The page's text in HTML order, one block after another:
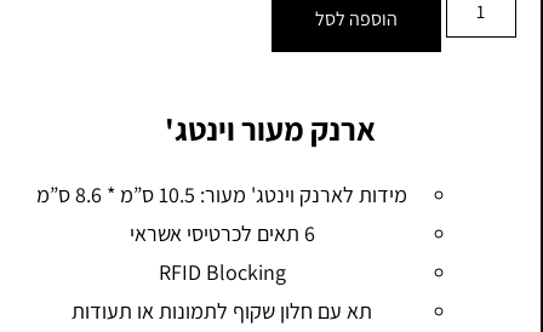
הוספה לסל
ארנק מעור וינטג'
מידות לארנק וינטג' מעור: 10.5 ס”מ * 8.6 ס”מ
6 תאים לכרטיסי אשראי
RFID Blocking
תא עם חלון שקוף לתמונות או תעודות